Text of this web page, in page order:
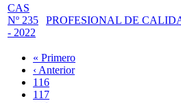
CAS
Nº 235
- 2022
PROFESIONAL DE
Paginación
Primera
página
« Primero
Página
anterior
‹ Anterior
Page
116
Page
117